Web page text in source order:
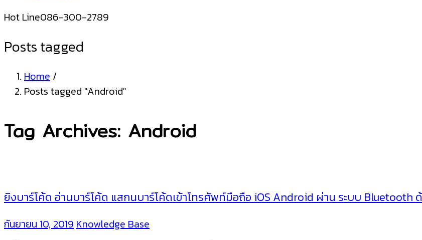
Hot Line086-300-2789
Posts tagged
Home /
Posts tagged "Android"
Tag Archives: Android
ยิงบาร์โค้ด อ่านบาร์โค้ด แสกนบาร์โค้ดเข้าโทรศัพท์มือถือ iOS Android ผ่าน ระบบ Bluetooth
กันยายน 10, 2019Knowledge Base